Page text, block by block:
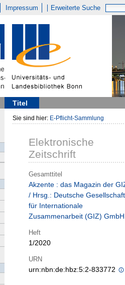
Impressum Erweiterte Suche
Titel
Sie sind hier: E-Pflicht-Sammlung
Elektronische
Zeitschrift
Gesamttitel
Akzente : das Magazin der
/ Hrsg.: Deutsche Gesellschaft
für Internationale
Zusammenarbeit (GIZ) GmbH
Heft
1/2020
URN
urn:nbn:de:hbz:5:2-833772